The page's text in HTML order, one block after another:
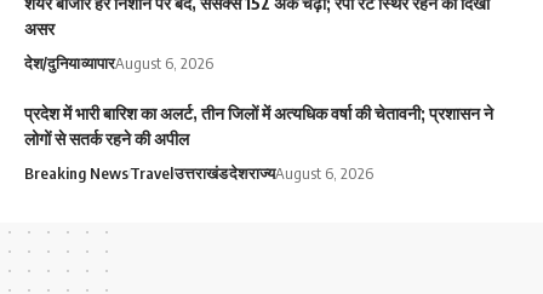
असर
देश/दुनियाव्यापारAugust 6, 2026
प्रदेश में भारी बारिश का अलर्ट, तीन जिलों में अत्यधिक वर्षा की चेतावनी; प्रशासन ने
लोगों से सतर्क रहने की अपील
Breaking NewsTravelउत्तराखंडदेशराज्यAugust 6, 2026